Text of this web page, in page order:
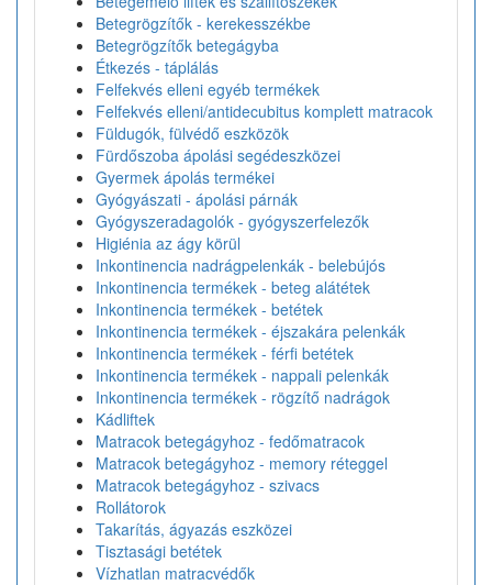
Betegrögzítők - kerekesszékbe
Betegrögzítők betegágyba
Étkezés - táplálás
Felfekvés elleni egyéb termékek
Felfekvés elleni/antidecubitus komplett matracok
Füldugók, fülvédő eszközök
Fürdőszoba ápolási segédeszközei
Gyermek ápolás termékei
Gyógyászati - ápolási párnák
Gyógyszeradagolók - gyógyszerfelezők
Higiénia az ágy körül
Inkontinencia nadrágpelenkák - belebújós
Inkontinencia termékek - beteg alátétek
Inkontinencia termékek - betétek
Inkontinencia termékek - éjszakára pelenkák
Inkontinencia termékek - férfi betétek
Inkontinencia termékek - nappali pelenkák
Inkontinencia termékek - rögzítő nadrágok
Kádliftek
Matracok betegágyhoz - fedőmatracok
Matracok betegágyhoz - memory réteggel
Matracok betegágyhoz - szivacs
Rollátorok
Takarítás, ágyazás eszközei
Tisztasági betétek
Vízhatlan matracvédők